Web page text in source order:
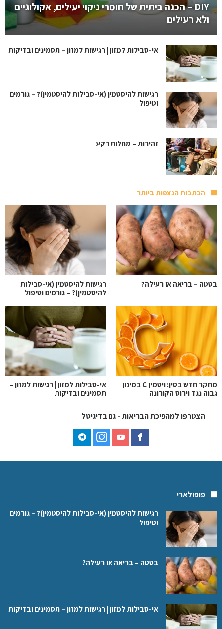
DIY – הכנה ביתית של חומרי ניקוי יעילים, אקולוגיים
ולא רעילים
אי-סבילות למזון | רגישות למזון – תסמינים ובדיקות
רגישות להיסטמין (אי-סבילות להיסטמין)? – גורמים
וטיפול
זהירות – מחלות רקע
הכתבות הנצפות ביותר
רגישות להיסטמין (אי-סבילות
להיסטמין)? – גורמים וטיפול
בטטה – בריאה או רעילה?
אי-סבילות למזון | רגישות למזון –
תסמינים ובדיקות
מחקר חדש בסין: ויטמין C במינון
גבוה נגד וירוס הקורונה
הצטרפו למהפיכת הבריאות - גם בדיגיטל
פופולארי
רגישות להיסטמין (אי-סבילות להיסטמין)? – גורמים
וטיפול
בטטה – בריאה או רעילה?
אי-סבילות למזון | רגישות למזון – תסמינים ובדיקות